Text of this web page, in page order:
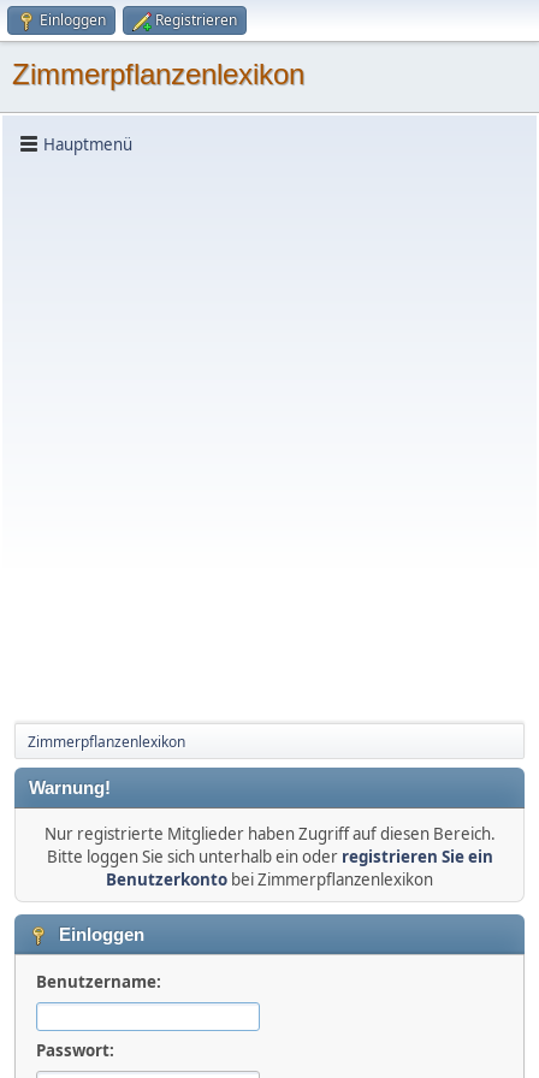
Einloggen Registrieren
Zimmerpflanzenlexikon
Hauptmenü
Zimmerpflanzenlexikon
Warnung!
Nur registrierte Mitglieder haben Zugriff auf diesen Bereich.
Bitte loggen Sie sich unterhalb ein oder registrieren Sie ein
Benutzerkonto bei Zimmerpflanzenlexikon
Einloggen
Benutzername:
Passwort: